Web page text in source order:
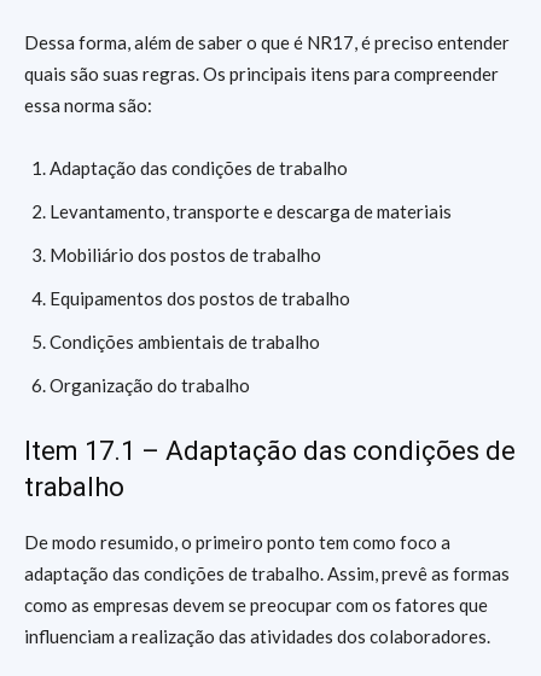
Dessa forma, além de saber o que é NR17, é preciso entender
quais são suas regras. Os principais itens para compreender
essa norma são:
Adaptação das condições de trabalho
Levantamento, transporte e descarga de materiais
Mobiliário dos postos de trabalho
Equipamentos dos postos de trabalho
Condições ambientais de trabalho
Organização do trabalho
Item 17.1 – Adaptação das condições de
trabalho
De modo resumido, o primeiro ponto tem como foco a
adaptação das condições de trabalho. Assim, prevê as formas
como as empresas devem se preocupar com os fatores que
influenciam a realização das atividades dos colaboradores.